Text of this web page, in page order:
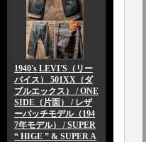
1940's LEVI'S（リー
バイス） 501XX（ダ
ブルエックス） / ONE
SIDE（片面） / レザ
ーパッチモデル（194
7年モデル） / SUPER
“ HIGE ” & SUPER A